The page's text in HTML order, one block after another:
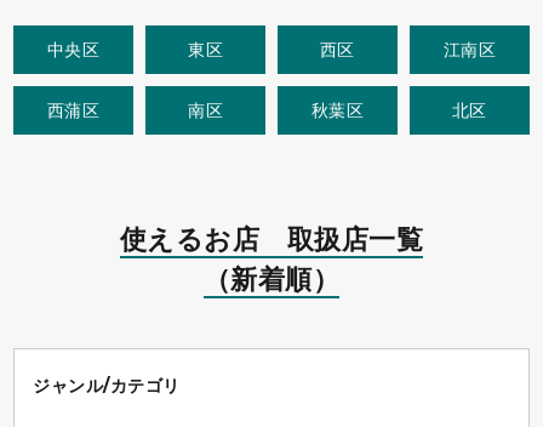
中央区 東区 西区 江南区
西蒲区 南区 秋葉区 北区
使えるお店 取扱店一覧
（新着順）
ジャンル/カテゴリ